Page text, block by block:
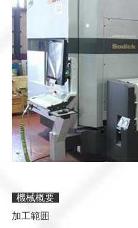
機械概要
加工範囲